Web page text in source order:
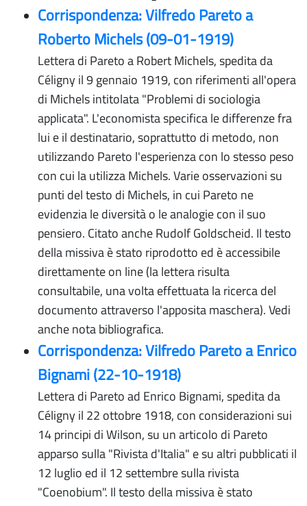
Corrispondenza: Vilfredo Pareto a
Roberto Michels (09-01-1919)
Lettera di Pareto a Robert Michels, spedita da
Céligny il 9 gennaio 1919, con riferimenti all'opera
di Michels intitolata "Problemi di sociologia
applicata". L'economista specifica le differenze fra
lui e il destinatario, soprattutto di metodo, non
utilizzando Pareto l'esperienza con lo stesso peso
con cui la utilizza Michels. Varie osservazioni su
punti del testo di Michels, in cui Pareto ne
evidenzia le diversità o le analogie con il suo
pensiero. Citato anche Rudolf Goldscheid. Il testo
della missiva è stato riprodotto ed è accessibile
direttamente on line (la lettera risulta
consultabile, una volta effettuata la ricerca del
documento attraverso l'apposita maschera). Vedi
anche nota bibliografica.
Corrispondenza: Vilfredo Pareto a Enrico
Bignami (22-10-1918)
Lettera di Pareto ad Enrico Bignami, spedita da
Céligny il 22 ottobre 1918, con considerazioni sui
14 principi di Wilson, su un articolo di Pareto
apparso sulla "Rivista d'Italia" e su altri pubblicati il
12 luglio ed il 12 settembre sulla rivista
"Coenobium". Il testo della missiva è stato